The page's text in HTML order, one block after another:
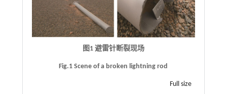
图1 避雷针断裂现场
Fig.1 Scene of a broken lightning rod
Full size